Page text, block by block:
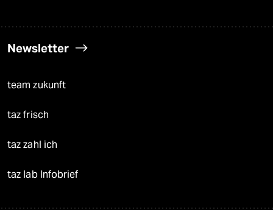
Newsletter
team zukunft
taz frisch
taz zahl ich
taz lab Infobrief